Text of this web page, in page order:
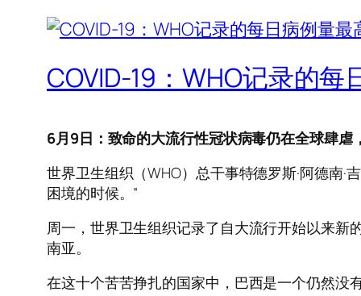
COVID-19：WHO记录的每
6月9日：致命的大流行性冠状病毒仍在全球肆
世界卫生组织（WHO）总干事特德罗斯·阿德南
困境的时候。”
周一，世界卫生组织记录了自大流行开始以来新
南亚。
在这十个苦苦挣扎的国家中，巴西是一个仍然没